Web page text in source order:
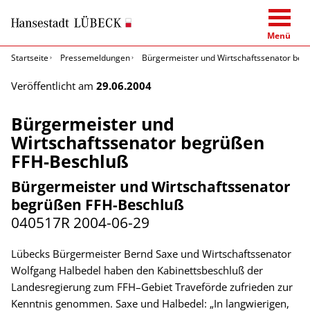
Menü
Startseite
Pressemeldungen Bürgermeister und Wirtschaftssenator
Veröffentlicht am 29.06.2004
Bürgermeister und
Wirtschaftssenator begrüßen
FFH-Beschluß
Bürgermeister und Wirtschaftssenator
begrüßen FFH-Beschluß
040517R 2004-06-29
Lübecks Bürgermeister Bernd Saxe und Wirtschaftssenator
Wolfgang Halbedel haben den Kabinettsbeschluß der
Landesregierung zum FFH–Gebiet Traveförde zufrieden zur
Kenntnis genommen. Saxe und Halbedel: „In langwierigen,